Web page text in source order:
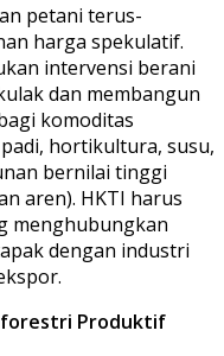
petani terus-
harga spekulatif.
intervensi berani
dan membangun
komoditas
hortikultura, susu,
bernilai tinggi
aren). HKTI harus
menghubungkan
dengan industri
Produktif